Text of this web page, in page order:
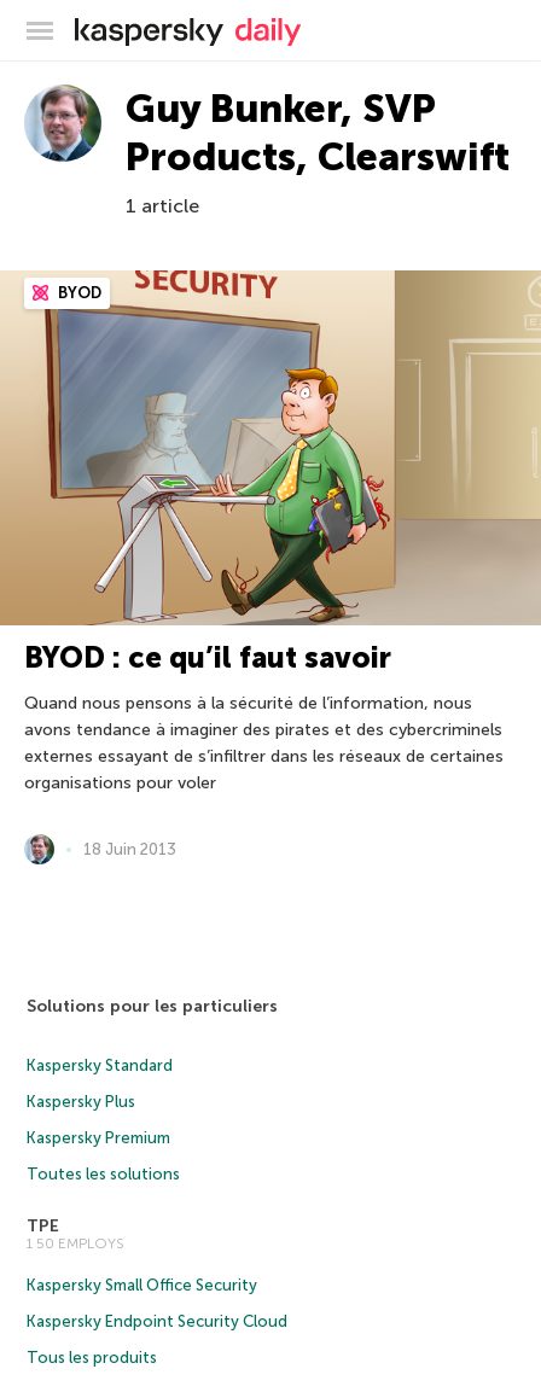
Blog officiel de Kaspersky
Guy Bunker, SVP
Products, Clearswift
1 article
BYOD
BYOD : ce qu’il faut savoir
Quand nous pensons à la sécurité de l’information, nous
avons tendance à imaginer des pirates et des cybercriminels
externes essayant de s’infiltrer dans les réseaux de certaines
organisations pour voler
18 Juin 2013
Solutions pour les particuliers
Kaspersky Standard
Kaspersky Plus
Kaspersky Premium
Toutes les solutions
TPE
1 50 EMPLOYS
Kaspersky Small Office Security
Kaspersky Endpoint Security Cloud
Tous les produits